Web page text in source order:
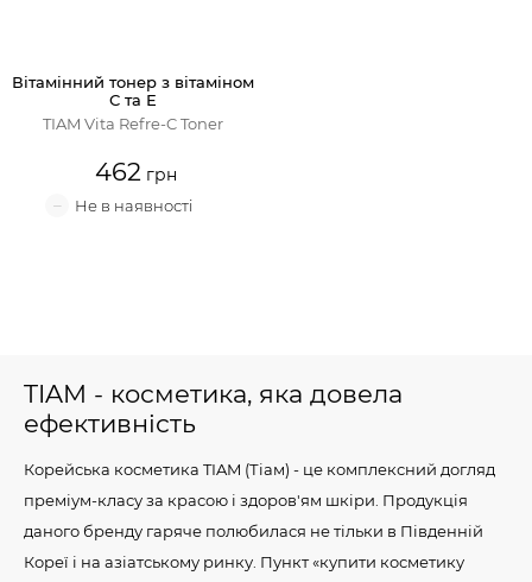
Вітамінний тонер з вітаміном
С та Е
TIAM Vita Refre-C Toner
462
TIAM - косметика, яка довела
ефективність
Корейська косметика TIAM (Тіам) - це комплексний догляд
преміум-класу за красою і здоров'ям шкіри. Продукція
даного бренду гаряче полюбилася не тільки в Південній
Кореї і на азіатському ринку. Пункт «купити косметику